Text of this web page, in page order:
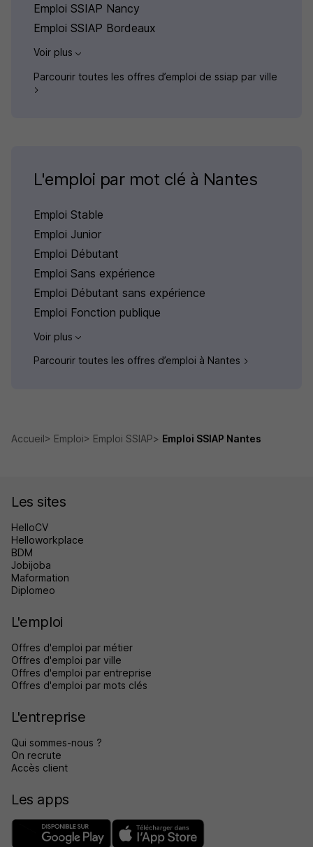
Emploi SSIAP Nancy
Emploi SSIAP Bordeaux
Voir plus
Parcourir toutes les offres d’emploi de ssiap par ville
L'emploi par mot clé à Nantes
Emploi Stable
Emploi Junior
Emploi Débutant
Emploi Sans expérience
Emploi Débutant sans expérience
Emploi Fonction publique
Voir plus
Parcourir toutes les offres d’emploi à Nantes
Accueil Emploi Emploi SSIAP Emploi SSIAP Nantes
Les sites
HelloCV
Helloworkplace
BDM
Jobijoba
Maformation
Diplomeo
L'emploi
Offres d'emploi par métier
Offres d'emploi par ville
Offres d'emploi par entreprise
Offres d'emploi par mots clés
L'entreprise
Qui sommes-nous ?
On recrute
Accès client
Les apps